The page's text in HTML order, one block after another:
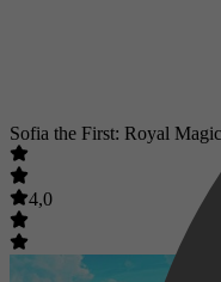
Sofia the First: Royal Magic
4,0